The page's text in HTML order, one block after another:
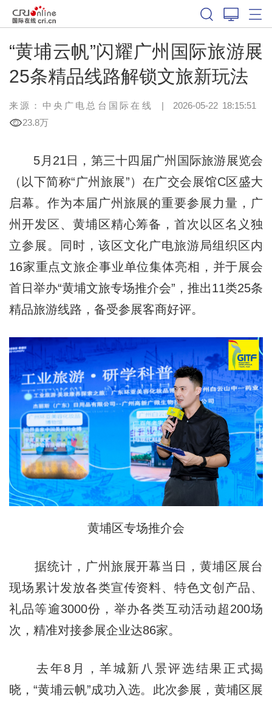
“黄埔云帆”闪耀广州国际旅游展
25条精品线路解锁文旅新玩法
来源：中央广电总台国际在线 | 2026-05-22 18:15:51
23.8万
5月21日，第三十四届广州国际旅游展览会
（以下简称“广州旅展”）在广交会展馆C区盛大
启幕。作为本届广州旅展的重要参展力量，广
州开发区、黄埔区精心筹备，首次以区名义独
立参展。同时，该区文化广电旅游局组织区内
16家重点文旅企事业单位集体亮相，并于展会
首日举办“黄埔文旅专场推介会”，推出11类25条
精品旅游线路，备受参展客商好评。
黄埔区专场推介会
据统计，广州旅展开幕当日，黄埔区展台
现场累计发放各类宣传资料、特色文创产品、
礼品等逾3000份，举办各类互动活动超200场
次，精准对接参展企业达86家。
去年8月，羊城新八景评选结果正式揭
晓，“黄埔云帆”成功入选。此次参展，黄埔区展